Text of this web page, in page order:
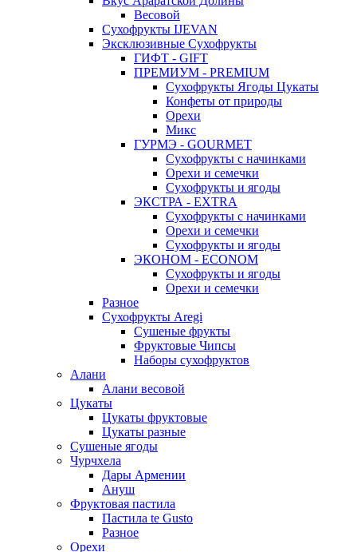
Весовой
Сухофрукты IJEVAN
Эксклюзивные Сухофрукты
ГИФТ - GIFT
ПРЕМИУМ - PREMIUM
Сухофрукты Ягоды Цукаты
Конфеты от природы
Орехи
Микс
ГУРМЭ - GOURMET
Сухофрукты с начинками
Орехи и семечки
Сухофрукты и ягоды
ЭКСТРА - EXTRA
Сухофрукты с начинками
Орехи и семечки
Сухофрукты и ягоды
ЭКОНОМ - ECONOM
Сухофрукты и ягоды
Орехи и семечки
Разное
Сухофрукты Aregi
Сушеные фрукты
Фруктовые Чипсы
Наборы сухофруктов
Алани
Алани весовой
Цукаты
Цукаты фруктовые
Цукаты разные
Сушеные ягоды
Чурчхела
Дары Армении
Ануш
Фруктовая пастила
Пастила te Gusto
Разное
Орехи